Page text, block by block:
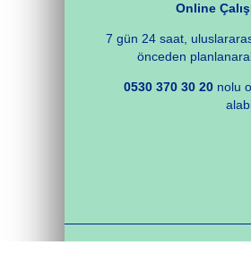
Online
7 gün 24 saat,
önceden
0530 370 30 20 nolu